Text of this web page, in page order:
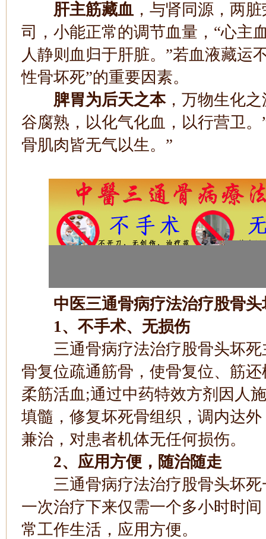
肝主筋藏血 ，与肾同源，两
司，小能正常的调节血量，“心主
人静则血归于肝脏。”若血液藏运
性骨坏死”的重要因素。
脾胃为后天之本，万物生化
谷腐熟，以化气化血，以行营卫
骨肌肉皆无气以生。”
中医三通骨病疗法治疗股骨头
1、不手术、无损伤
三通骨病疗法治疗股骨头坏死
骨复位疏通筋骨，使骨复位、筋
柔筋活血;通过中药特效方剂因人
填髓，修复坏死骨组织，调内达
兼治，对患者机体无任何损伤。
2、应用方便，随治随走
三通骨病疗法治疗股骨头坏死
一次治疗下来仅需一个多小时时
常工作生活，应用方便。